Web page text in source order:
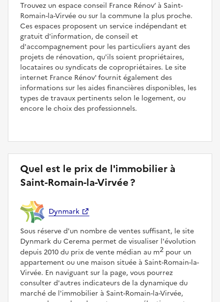
Trouvez un espace conseil France Rénov’ à Saint-
Romain-la-Virvée ou sur la commune la plus proche.
Ces espaces proposent un service indépendant et
gratuit d'information, de conseil et
d'accompagnement pour les particuliers ayant des
projets de rénovation, qu'ils soient propriétaires,
locataires ou syndicats de copropriétaires. Le site
internet France Rénov' fournit également des
informations sur les aides financières disponibles, les
types de travaux pertinents selon le logement, ou
encore le choix des professionnels.
Quel est le prix de l'immobilier à
Saint-Romain-la-Virvée ?
Dynmark
Sous réserve d'un nombre de ventes suffisant, le site
Dynmark du Cerema permet de visualiser l'évolution
depuis 2010 du prix de vente médian au m2 pour un
appartement ou une maison située à Saint-Romain-la-
Virvée. En naviguant sur la page, vous pourrez
consulter d'autres indicateurs de la dynamique du
marché de l'immobilier à Saint-Romain-la-Virvée,